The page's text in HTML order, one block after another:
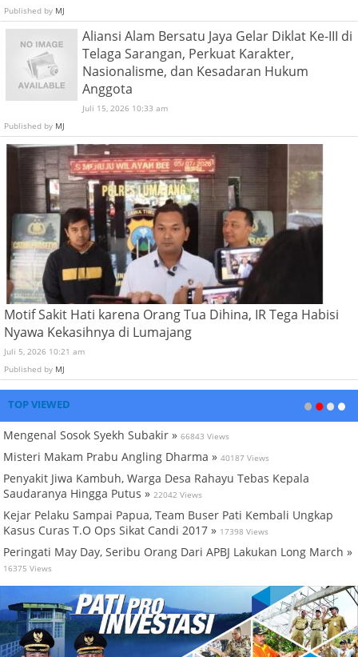
Published by MJ
Aliansi Alam Bersatu Jaya Gelar Diklat Ke-III di
Telaga Sarangan, Perkuat Karakter,
Nasionalisme, dan Kesadaran Hukum
Anggota
Juli 15, 2026 10:33 am
Published by MJ
Motif Sakit Hati karena Orang Tua Dihina, IR Tega Habisi
Nyawa Kekasihnya di Lumajang
Juli 5, 2026 10:21 am
Published by MJ
TOP VIEWED
Mengenal Sosok Syekh Subakir » 66843 Views
Misteri Makam Prabu Angling Dharma » 40187 Views
Penyakit Jiwa Kambuh, Warga Desa Rahayu Tebas Kepala
Saudaranya Hingga Putus » 22042 Views
Kejar Pelaku Sampai Papua, Team Buser Pati Kembali Ungkap
Kasus Curas T.O Ops Sikat Candi 2017 » 17398 Views
Peringati May Day, Seribu Orang Dari APBJ Lakukan Long March »
16375 Views